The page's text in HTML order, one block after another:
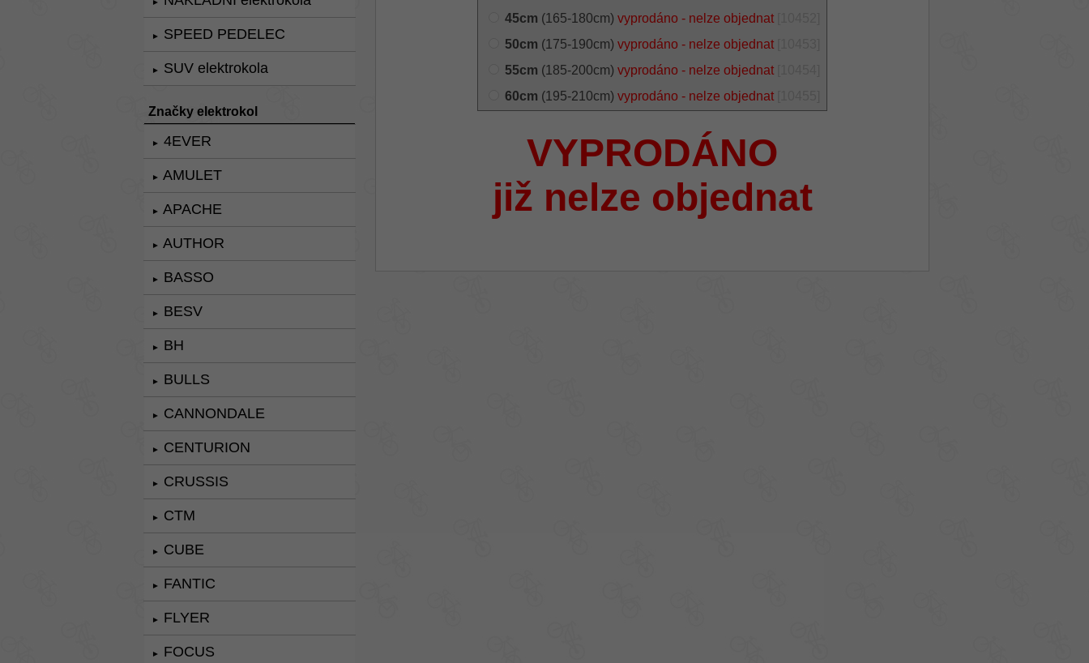
► SPEED PEDELEC
► SUV elektrokola
Značky elektrokol
► 4EVER
► AMULET
► APACHE
► AUTHOR
► BASSO
► BESV
► BH
► BULLS
► CANNONDALE
► CENTURION
► CRUSSIS
► CTM
► CUBE
► FANTIC
► FLYER
► FOCUS
45cm (165-180cm) vyprodáno - nelze objednat
50cm (175-190cm) vyprodáno - nelze objednat
55cm (185-200cm) vyprodáno - nelze objednat
60cm (195-210cm) vyprodáno - nelze objednat
VYPRODÁNO
již nelze objednat